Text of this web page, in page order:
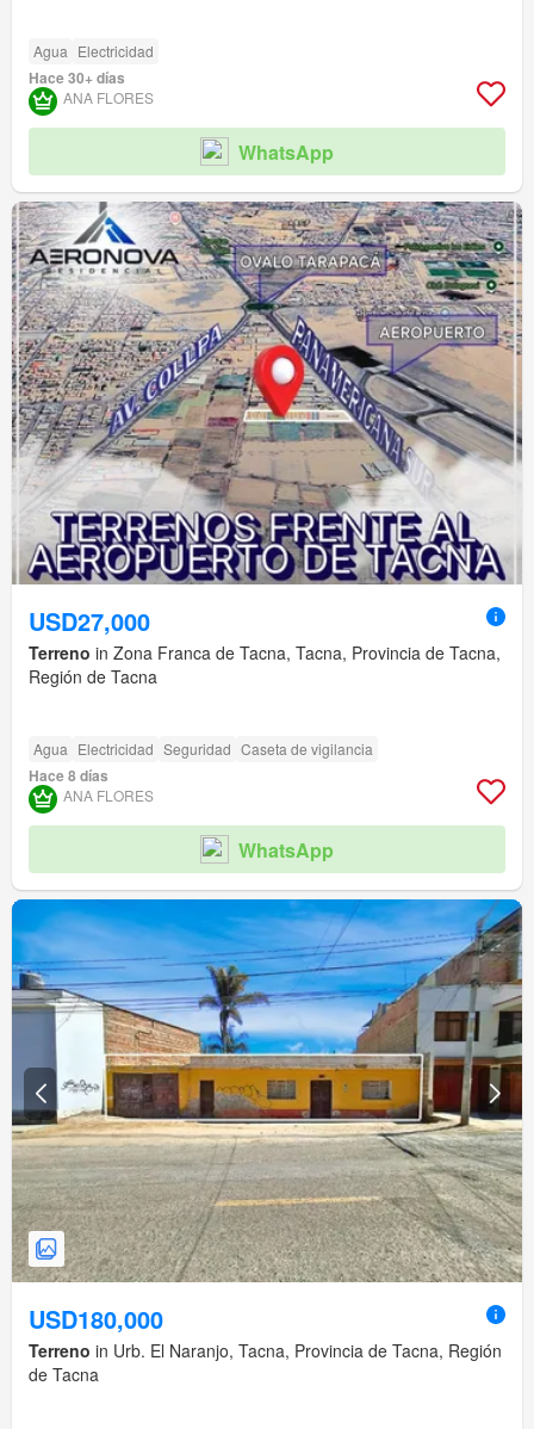
Agua Electricidad
Hace 30+ días
ANA FLORES
WhatsApp
USD27,000
Terreno in Zona Franca de Tacna, Tacna, Provincia de Tacna,
Región de Tacna
Agua Electricidad Seguridad Caseta de vigilancia
Hace 8 días
ANA FLORES
WhatsApp
USD180,000
Terreno in Urb. El Naranjo, Tacna, Provincia de Tacna, Región
de Tacna